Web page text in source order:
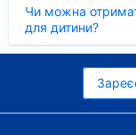
Чи можна
для дитини?